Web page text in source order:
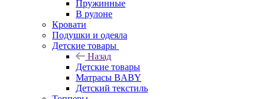
Пружинные
В рулоне
Кровати
Подушки и одеяла
Детские товары
Назад
Детские товары
Матрасы BABY
Детский текстиль